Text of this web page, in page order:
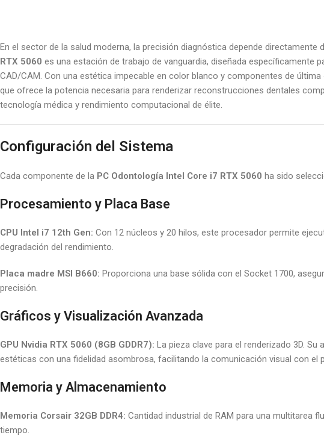
En el sector de la salud moderna, la precisión diagnóstica depende
RTX 5060 es una estación de trabajo de vanguardia, diseñada específicamente
CAD/CAM. Con una estética impecable en color blanco y componentes de
que ofrece la potencia necesaria para renderizar reconstrucciones dentales
tecnología médica y rendimiento computacional de élite.
Configuración del Sistema
Cada componente de la PC Odontología Intel Core i7 RTX 5060 ha sido
Procesamiento y Placa Base
CPU Intel i7 12th Gen: Con 12 núcleos y 20 hilos, este procesador permite
degradación del rendimiento.
Placa madre MSI B660: Proporciona una base sólida con el Socket 1700,
precisión.
Gráficos y Visualización Avanzada
GPU Nvidia RTX 5060 (8GB GDDR7): La pieza clave para el renderizado 3D.
estéticas con una fidelidad asombrosa, facilitando la comunicación visual con el
Memoria y Almacenamiento
Memoria Corsair 32GB DDR4: Cantidad industrial de RAM para una multitarea
tiempo.